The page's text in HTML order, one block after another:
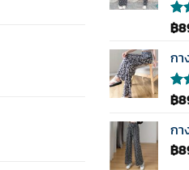
ให้
ตั้ง
1-5
฿
กา
ให้
ค
฿
กา
฿